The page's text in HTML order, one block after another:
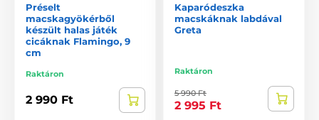
Préselt
macskagyökérből
készült halas játék
cicáknak Flamingo, 9
cm
Raktáron
2 990 Ft
Kaparódeszka
macskáknak labdával
Greta
Raktáron
5 990 Ft
2 995 Ft